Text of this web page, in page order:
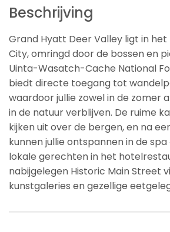
Beschrijving
Grand Hyatt Deer Valley ligt in
City, omringd door de bossen en
Uinta-Wasatch-Cache National
biedt directe toegang tot
waardoor jullie zowel in de zomer
in de natuur verblijven. De ruime
kijken uit over de bergen, en na
kunnen jullie ontspannen in de
lokale gerechten in het
nabijgelegen Historic Main Street
kunstgaleries en gezellige